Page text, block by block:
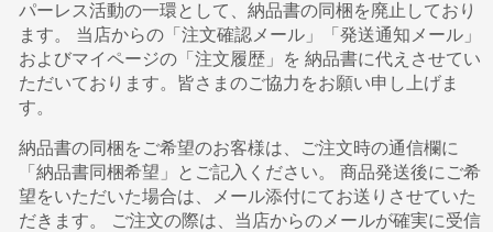
パーレス活動の一環として、納品書の同梱を廃止しており
ます。 当店からの「注文確認メール」「発送通知メール」
およびマイページの「注文履歴」を 納品書に代えさせてい
ただいております。皆さまのご協力をお願い申し上げま
す。
納品書の同梱をご希望のお客様は、ご注文時の通信欄に
「納品書同梱希望」とご記入ください。 商品発送後にご希
望をいただいた場合は、メール添付にてお送りさせていた
だきます。 ご注文の際は、当店からのメールが確実に受信